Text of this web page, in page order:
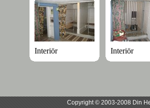
Interiör Interiör
Copyright © 2003-2008 Din